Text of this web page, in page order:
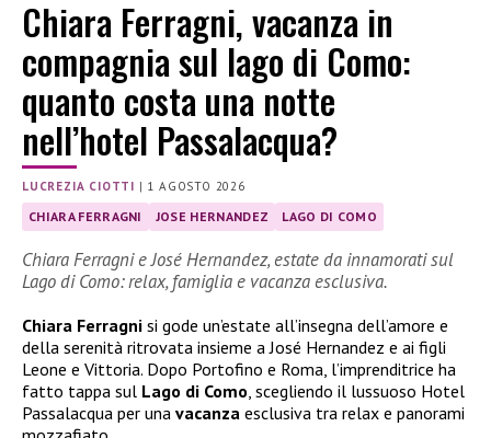
Chiara Ferragni, vacanza in
compagnia sul lago di Como:
quanto costa una notte
nell’hotel Passalacqua?
LUCREZIA CIOTTI | 1 AGOSTO 2026
CHIARA FERRAGNI JOSE HERNANDEZ LAGO DI COMO
Chiara Ferragni e José Hernandez, estate da innamorati sul
Lago di Como: relax, famiglia e vacanza esclusiva.
Chiara Ferragni si gode un’estate all’insegna dell’amore e
della serenità ritrovata insieme a José Hernandez e ai figli
Leone e Vittoria. Dopo Portofino e Roma, l’imprenditrice ha
fatto tappa sul Lago di Como, scegliendo il lussuoso Hotel
Passalacqua per una vacanza esclusiva tra relax e panorami